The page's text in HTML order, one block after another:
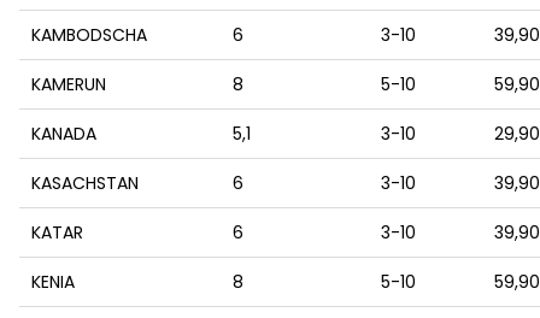
KAMBODSCHA 6 3-10
KAMERUN 8 5-10
KANADA 5,1 3-10
KASACHSTAN 6 3-10
KATAR 6 3-10
KENIA 8 5-10